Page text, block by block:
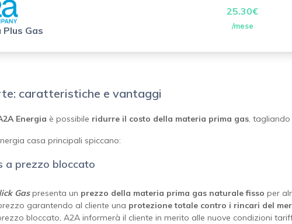
Gas
25.30€
/mese
caratteristiche e vantaggi
Energia è possibile ridurre il costo della materia prima gas, tagliando
casa principali spiccano:
a prezzo bloccato
Gaspresenta un prezzo della materia prima gas naturale fisso per
garantendo al cliente una protezione totale contro i rincari del
bloccato, A2A informerà il cliente in merito alle nuove condizioni